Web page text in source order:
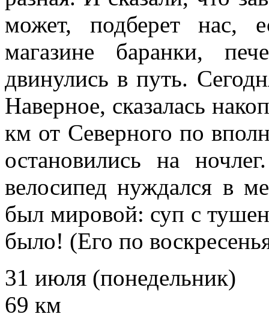
может, подберет нас,
магазине баранки,
двинулись в путь.
Наверное, сказалась
км от Северного по
остановились на
велосипед нуждался в
был мировой: суп с
было! (Его по
31 июля (понедельник)
69 км